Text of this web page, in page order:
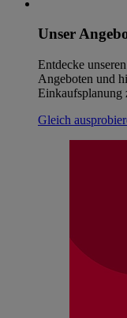
Unser
Entdecke
Angeboten und
Einkaufsplanung
Gleich